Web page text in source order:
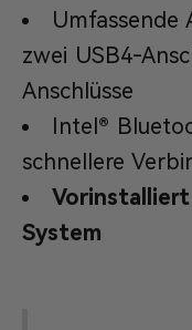
Umfassende
zwei USB4-
Anschlüsse
Intel®
schnellere
System